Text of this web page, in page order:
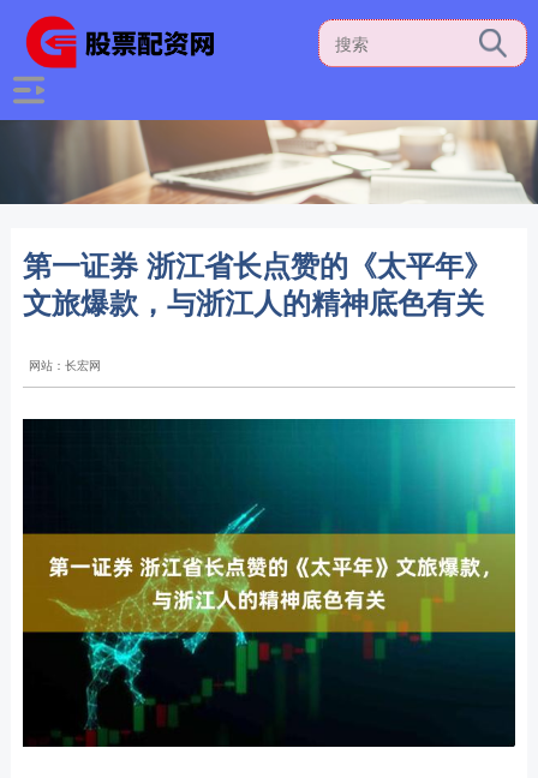
第一证券 浙江省长点赞的《太平年》
文旅爆款，与浙江人的精神底色有关
网站：长宏网